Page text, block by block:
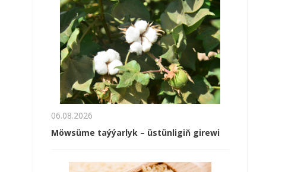
06.08.2026
Möwsüme taýýarlyk – üstünligiň girewi